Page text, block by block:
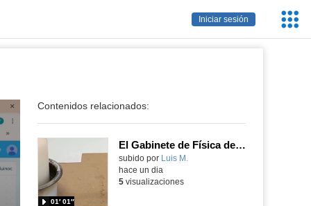
Iniciar sesión
Contenidos relacionados:
El Gabinete de Física del IES Enrique Tierno Galván de Parla (Curso 25-26)
Contenido educativo.
subido por Luis M.
01′ 01″
hace un dia
5visualizaciones